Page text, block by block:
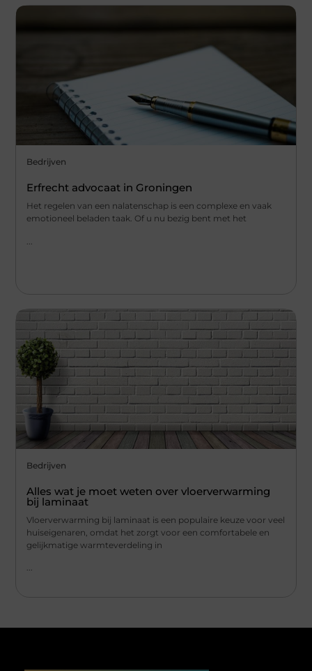
Bedrijven
Erfrecht advocaat in Groningen
Het regelen van een nalatenschap is een complexe en vaak
emotioneel beladen taak. Of u nu bezig bent met het
Bedrijven
Alles wat je moet weten over vloerverwarming
bij laminaat
Vloerverwarming bij laminaat is een populaire keuze voor veel
huiseigenaren, omdat het zorgt voor een comfortabele en
gelijkmatige warmteverdeling in
...